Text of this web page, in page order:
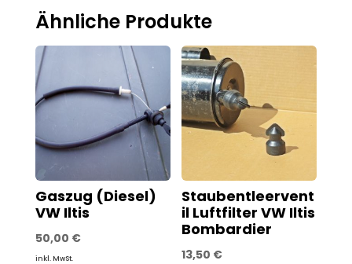
Ähnliche Produkte
Gaszug (Diesel)
VW Iltis
50,00 €
inkl. MwSt.
Staubentleervent
il Luftfilter VW Iltis
Bombardier
13,50 €